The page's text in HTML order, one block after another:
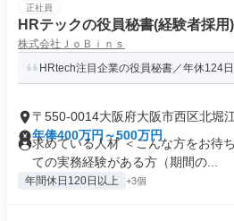
正社員
HRテックの役員秘書(経験者採用)
株式会社ＪｏＢｉｎｓ
HRtech注目企業の役員秘書／年休124
〒550-0014大阪府大阪市西区北堀
年俸400万円～500万円
求めている人材 ＜こんな方をお待
ての実務経験がある方（期間の...
年間休日120日以上 +3個